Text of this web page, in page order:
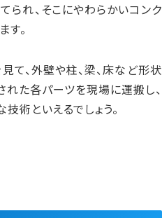
れ、そこにやわらかいコンク
す。
て、外壁や柱、梁、床など形状
た各パーツを現場に運搬し、
術といえるでしょう。